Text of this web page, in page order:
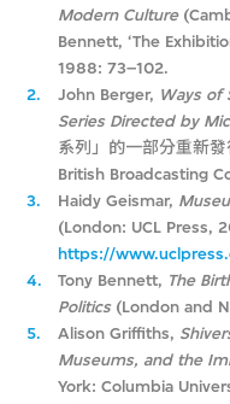
Modern Culture
Bennett, ‘The
1988: 73–102.
2.
John Berger, Ways of
Series Directed by
系列」的一部分重新
British Broadcasting
3.
Haidy Geismar,
(London: UCL Press,
https://
4.
Tony Bennett, The
Politics(London and
5.
Alison Griffiths,
Museums, and the
York: Columbia